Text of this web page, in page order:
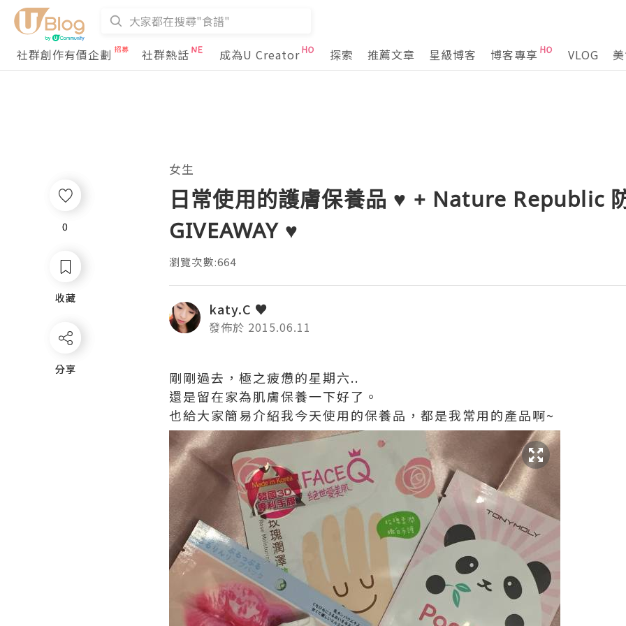
社群創作有價企劃 社群熱話 成為U Creator 探索 推薦文章 星級博客 博客專享 VLOG
0
收藏
分享
女生
日常使用的護膚保養品 ♥ + Nature Republic
GIVEAWAY ♥
瀏覽次數:664
katy.C ♥
發佈於 2015.06.11
剛剛過去，極之疲憊的星期六..
還是留在家為肌膚保養一下好了。
也給大家簡易介紹我今天使用的保養品，都是我常用的產品啊~
0
收藏
分享